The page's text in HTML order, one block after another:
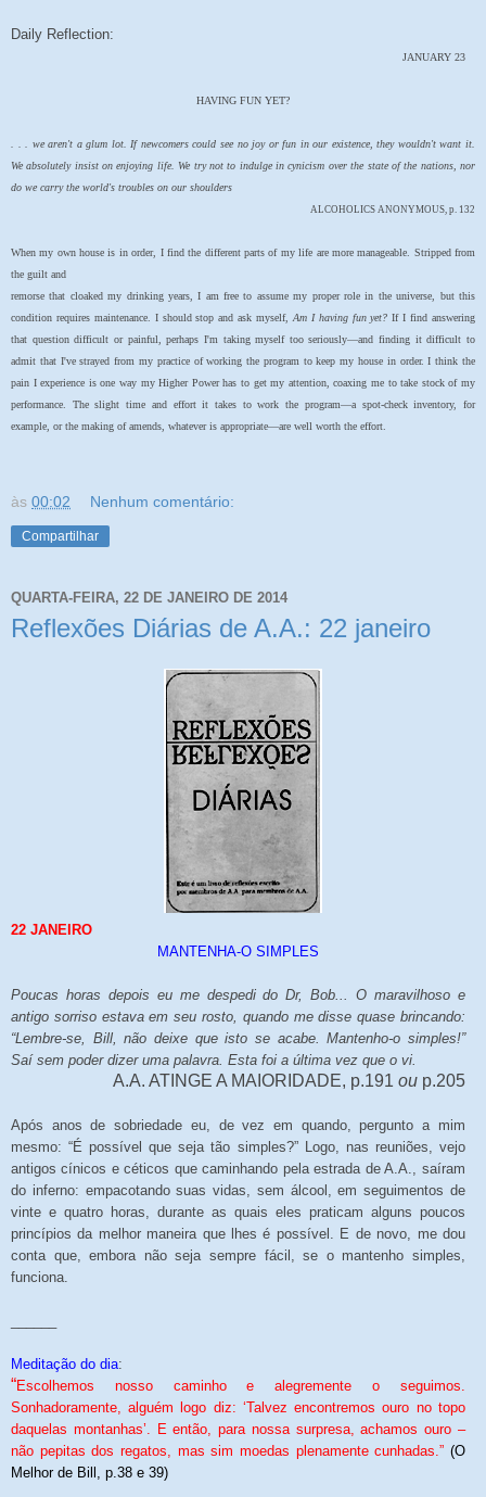
Daily Reflection:
JANUARY 23
HAVING FUN YET?
. . . we aren't a glum lot. If newcomers could see no joy or fun in our existence, they wouldn't want it.
We absolutely insist on enjoying life. We try not to indulge in cynicism over the state of the nations, nor
do we carry the world's troubles on our shoulders
ALCOHOLICS ANONYMOUS, p. 132
When my own house is in order, I find the different parts of my life are more manageable. Stripped from
the guilt and
remorse that cloaked my drinking years, I am free to assume my proper role in the universe, but this
condition requires maintenance. I should stop and ask myself, Am I having fun yet?If I find answering
that question difficult or painful, perhaps I'm taking myself too seriously—and finding it difficult to
admit that I've strayed from my practice of working the program to keep my house in order. I think the
pain I experience is one way my Higher Power has to get my attention, coaxing me to take stock of my
performance. The slight time and effort it takes to work the program—a spot-check inventory, for
example, or the making of amends, whatever is appropriate—are well worth the effort.
às 00:02 Nenhum comentário:
Compartilhar
QUARTA-FEIRA, 22 DE JANEIRO DE 2014
Reflexões Diárias de A.A.: 22 janeiro
22 JANEIRO
MANTENHA-O SIMPLES
Poucas horas depois eu me despedi do Dr, Bob... O maravilhoso e
antigo sorriso estava em seu rosto, quando me disse quase brincando:
“Lembre-se, Bill, não deixe que isto se acabe. Mantenho-o simples!”
Saí sem poder dizer uma palavra. Esta foi a última vez que o vi.
A.A. ATINGE A MAIORIDADE, p.191 ou p.205
Após anos de sobriedade eu, de vez em quando, pergunto a mim
mesmo: “É possível que seja tão simples?” Logo, nas reuniões, vejo
antigos cínicos e céticos que caminhando pela estrada de A.A., saíram
do inferno: empacotando suas vidas, sem álcool, em seguimentos de
vinte e quatro horas, durante as quais eles praticam alguns poucos
princípios da melhor maneira que lhes é possível. E de novo, me dou
conta que, embora não seja sempre fácil, se o mantenho simples,
funciona.
Meditação do dia:
“Escolhemos nosso caminho e alegremente o seguimos.
Sonhadoramente, alguém logo diz: ‘Talvez encontremos ouro no topo
daquelas montanhas’. E então, para nossa surpresa, achamos ouro –
não pepitas dos regatos, mas sim moedas plenamente cunhadas.” (O
Melhor de Bill, p.38 e 39)